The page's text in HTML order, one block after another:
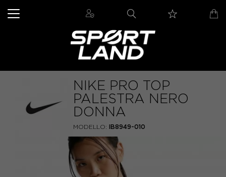
NIKE PRO TOP
PALESTRA NERO
DONNA
MODELLO: IB8949-010